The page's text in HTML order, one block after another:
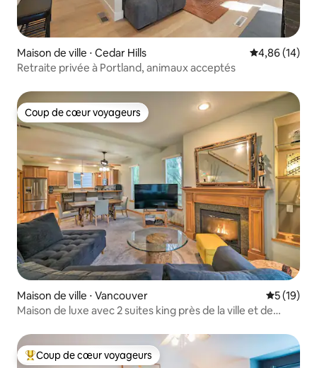
Maison de ville ⋅ Cedar Hills Évaluation
4,86 (14)
Retraite privée à Portland, animaux acceptés
Coup de cœur voyageurs
Coup de cœur voyageurs
Maison de ville ⋅ Vancouver
5 (19)
Maison de luxe avec 2 suites king près de la ville et de
Coups de cœur voyageurs les plus appréciés
Coup de cœur voyageurs